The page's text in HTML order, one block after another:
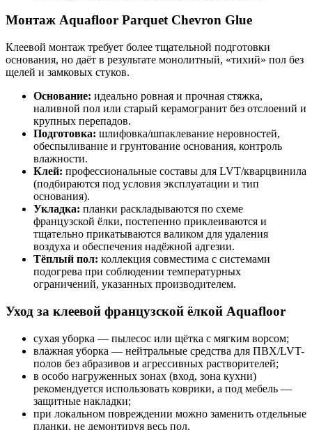
Монтаж Aquafloor Parquet Chevron Glue
Клеевой монтаж требует более тщательной подготовки
основания, но даёт в результате монолитный, «тихий» пол без
щелей и замковых стуков.
Основание: идеально ровная и прочная стяжка,
наливной пол или старый керамогранит без отслоений и
крупных перепадов.
Подготовка: шлифовка/шпаклевание неровностей,
обеспыливание и грунтование основания, контроль
влажности.
Клей: профессиональные составы для LVT/кварцвинила
(подбираются под условия эксплуатации и тип
основания).
Укладка: планки раскладываются по схеме
французской ёлки, постепенно приклеиваются и
тщательно прикатываются валиком для удаления
воздуха и обеспечения надёжной адгезии.
Тёплый пол: коллекция совместима с системами
подогрева при соблюдении температурных
ограничений, указанных производителем.
Уход за клеевой французской ёлкой Aquafloor
сухая уборка — пылесос или щётка с мягким ворсом;
влажная уборка — нейтральные средства для ПВХ/LVT-
полов без абразивов и агрессивных растворителей;
в особо нагруженных зонах (вход, зона кухни)
рекомендуется использовать коврики, а под мебель —
защитные накладки;
при локальном повреждении можно заменить отдельные
планки, не демонтируя весь пол.